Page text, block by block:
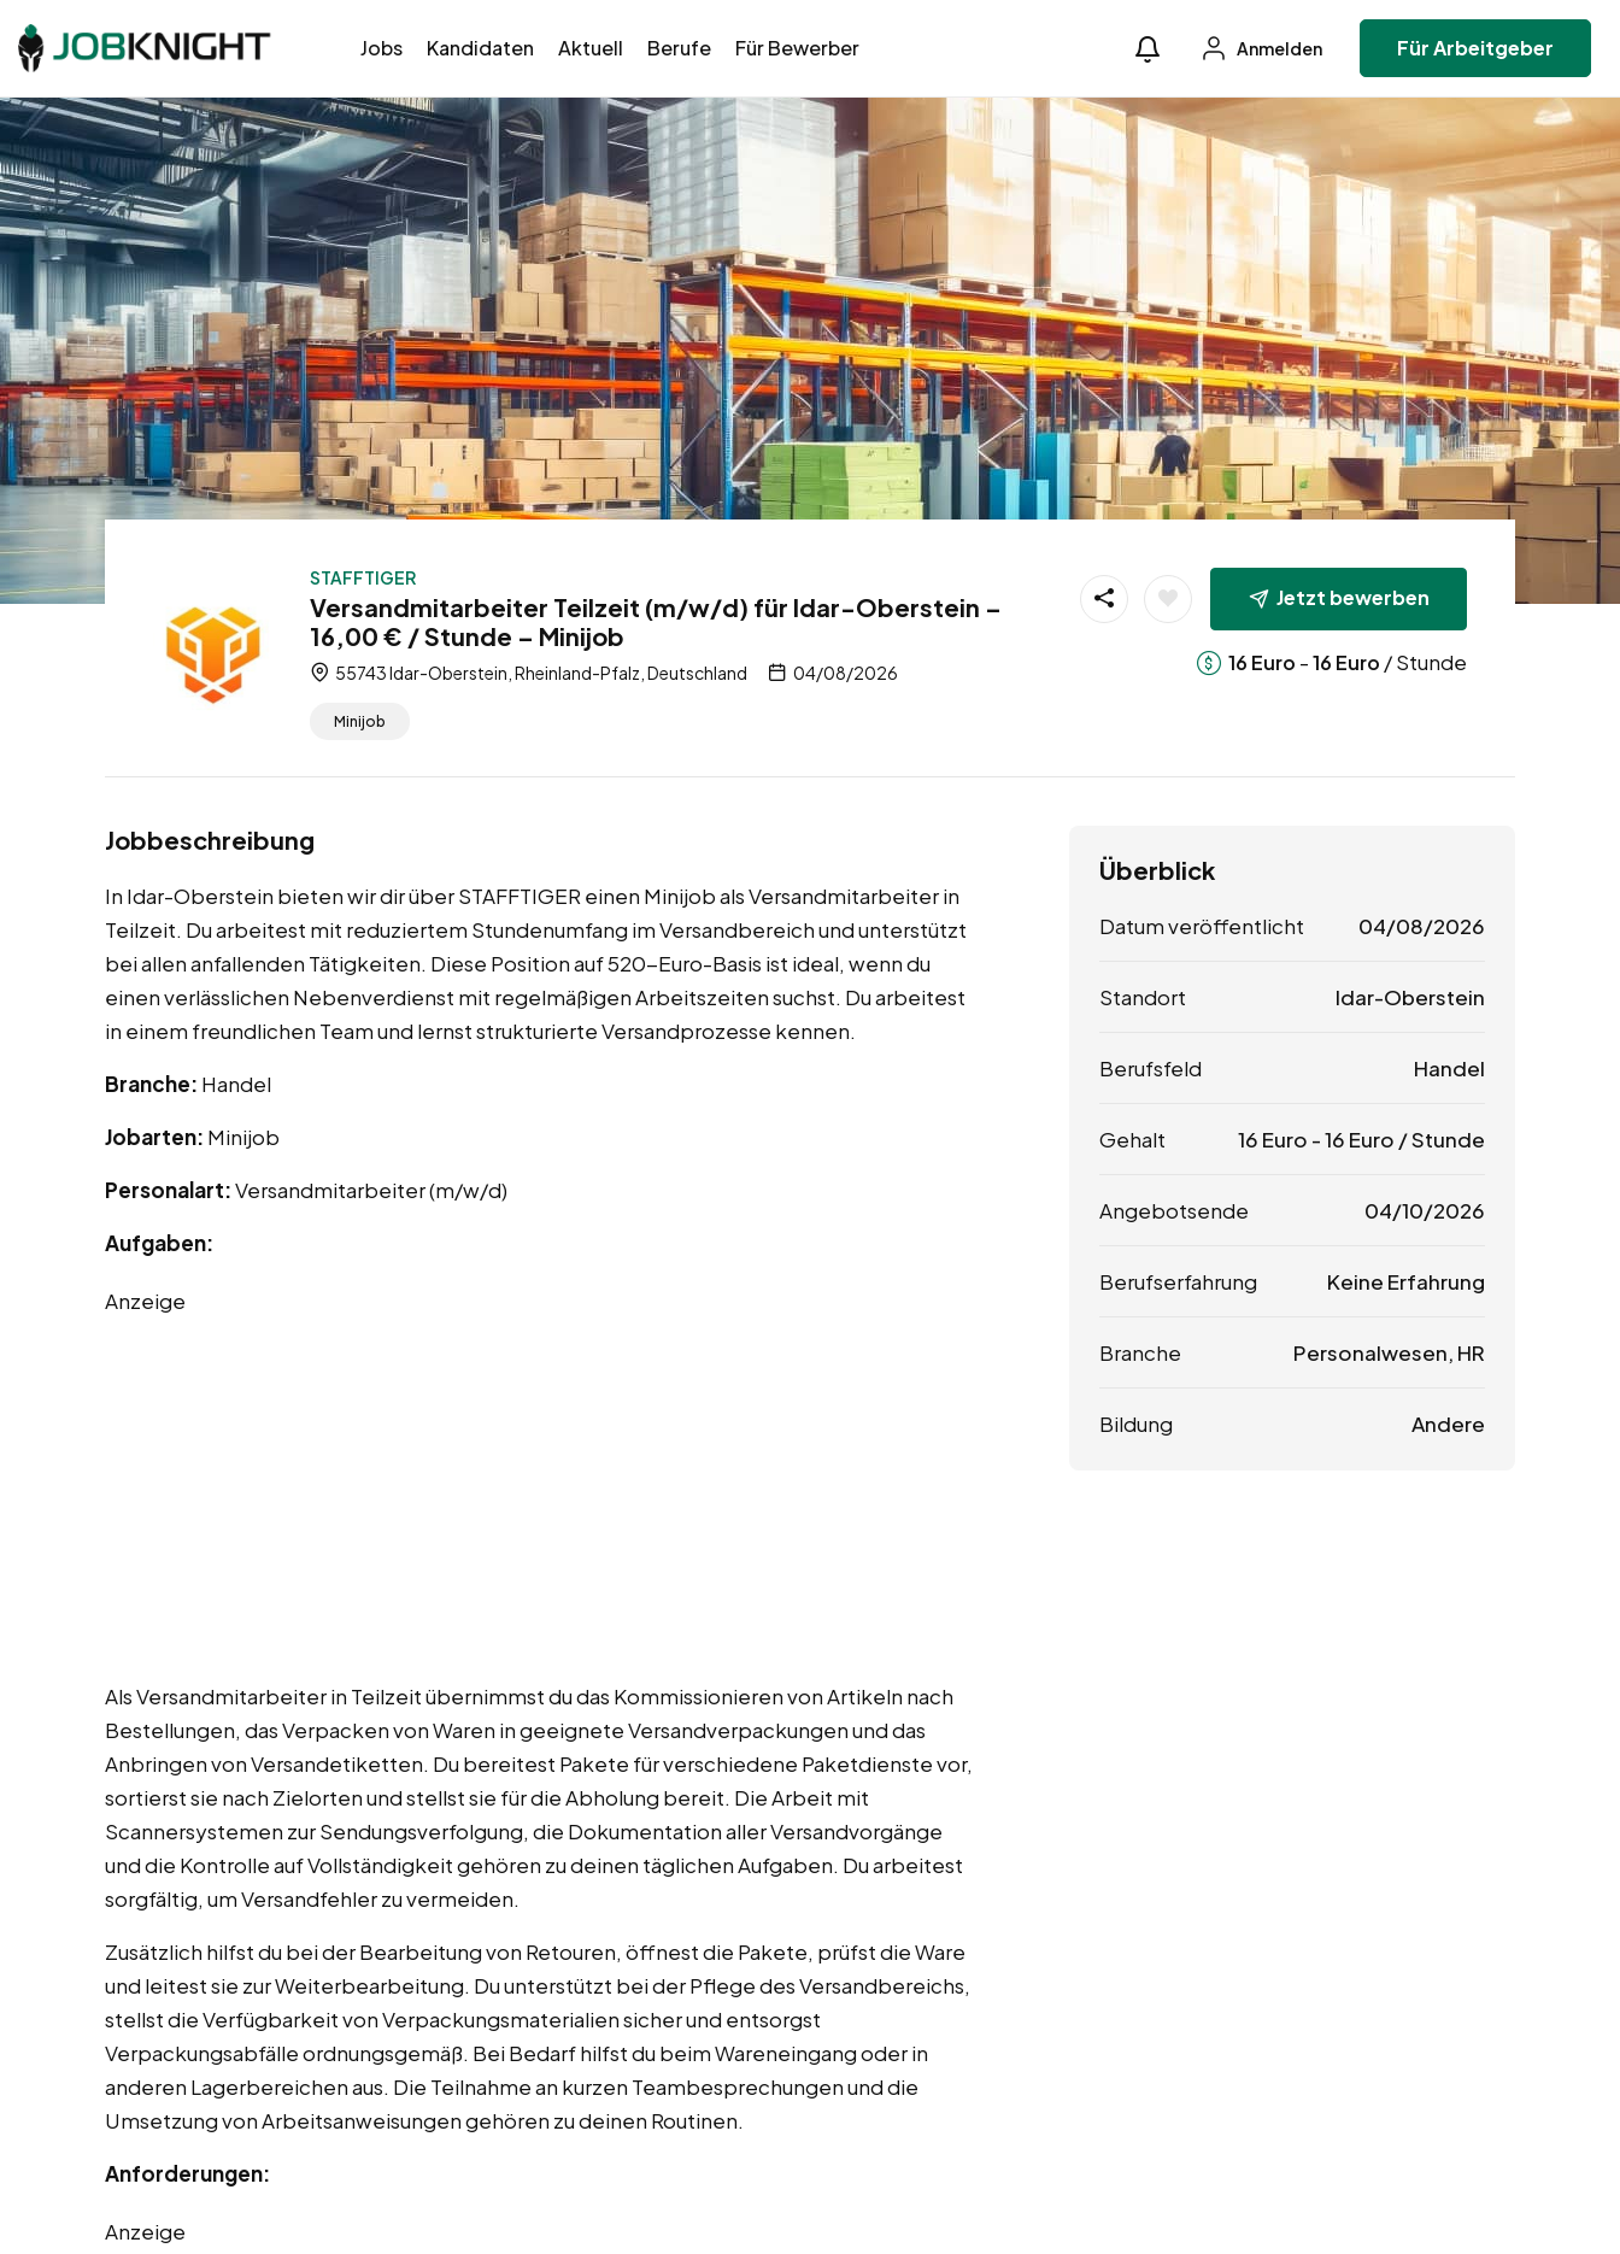
Jobs Kandidaten Aktuell Berufe Für Bewerber Anmelden Für Arbeitgeber
STAFFTIGER
Versandmitarbeiter Teilzeit (m/w/d) für Idar-Oberstein –
16,00 € / Stunde – Minijob
55743 Idar-Oberstein, Rheinland-Pfalz, Deutschland 04/08/2026
Minijob
Jetzt bewerben
16 Euro -16 Euro / Stunde
Jobbeschreibung
In Idar-Oberstein bieten wir dir über STAFFTIGER einen Minijob als Versandmitarbeiter in
Teilzeit. Du arbeitest mit reduziertem Stundenumfang im Versandbereich und unterstützt
bei allen anfallenden Tätigkeiten. Diese Position auf 520-Euro-Basis ist ideal, wenn du
einen verlässlichen Nebenverdienst mit regelmäßigen Arbeitszeiten suchst. Du arbeitest
in einem freundlichen Team und lernst strukturierte Versandprozesse kennen.
Branche: Handel
Jobarten: Minijob
Personalart:Versandmitarbeiter (m/w/d)
Aufgaben:
Anzeige
Als Versandmitarbeiter in Teilzeit übernimmst du das Kommissionieren von Artikeln nach
Bestellungen, das Verpacken von Waren in geeignete Versandverpackungen und das
Anbringen von Versandetiketten. Du bereitest Pakete für verschiedene Paketdienste vor,
sortierst sie nach Zielorten und stellst sie für die Abholung bereit. Die Arbeit mit
Scannersystemen zur Sendungsverfolgung, die Dokumentation aller Versandvorgänge
und die Kontrolle auf Vollständigkeit gehören zu deinen täglichen Aufgaben. Du arbeitest
sorgfältig, um Versandfehler zu vermeiden.
Zusätzlich hilfst du bei der Bearbeitung von Retouren, öffnest die Pakete, prüfst die Ware
und leitest sie zur Weiterbearbeitung. Du unterstützt bei der Pflege des Versandbereichs,
stellst die Verfügbarkeit von Verpackungsmaterialien sicher und entsorgst
Verpackungsabfälle ordnungsgemäß. Bei Bedarf hilfst du beim Wareneingang oder in
anderen Lagerbereichen aus. Die Teilnahme an kurzen Teambesprechungen und die
Umsetzung von Arbeitsanweisungen gehören zu deinen Routinen.
Anforderungen:
Anzeige
Überblick
Datum veröffentlicht 04/08/2026
Standort Idar-Oberstein
Berufsfeld Handel
Gehalt 16 Euro -16 Euro / Stunde
Angebotsende 04/10/2026
Berufserfahrung Keine Erfahrung
Branche Personalwesen, HR
Bildung Andere